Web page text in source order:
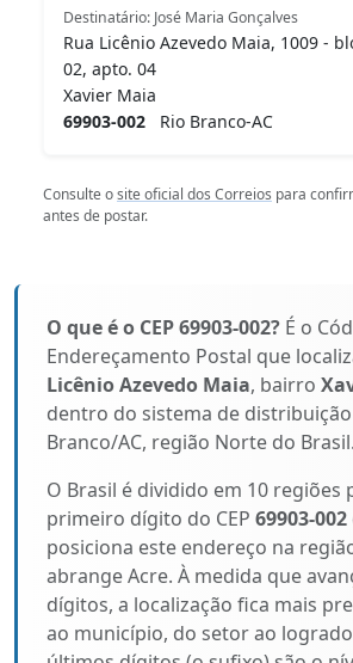
Destinatário: José Maria Gonçalves
Rua Licênio Azevedo Maia, 1009 -
02, apto. 04
Xavier Maia
69903-002 Rio Branco-AC
Consulte osite oficial dos Correios para
antes de postar.
O que é o CEP 69903-002? É o
Endereçamento Postal que
Licênio Azevedo Maia, bairro
dentro do sistema de
Branco/AC, região Norte do Brasil.
O Brasil é dividido em 10 regiões
primeiro dígito do CEP 69903-002
posiciona este endereço na
abrange Acre. À medida que
dígitos, a localização fica mais
ao município, do setor ao